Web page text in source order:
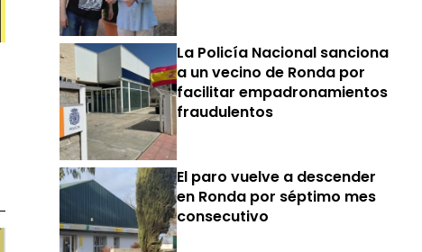
La Policía Nacional sanciona
a un vecino de Ronda por
facilitar empadronamientos
fraudulentos
El paro vuelve a descender
en Ronda por séptimo mes
consecutivo